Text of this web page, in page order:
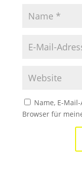
Name, E-
Browser für